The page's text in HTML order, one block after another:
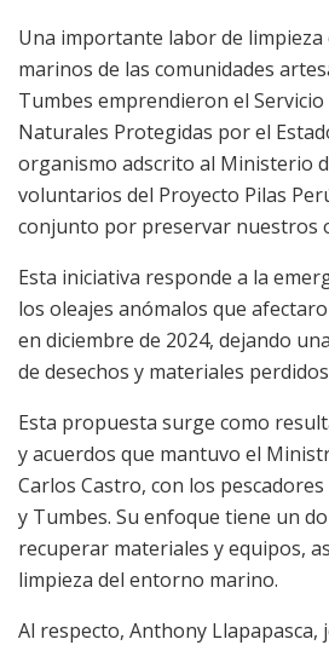
Una importante labor de limpieza
marinos de las comunidades
Tumbes emprendieron el
Naturales Protegidas por el
organismo adscrito al Ministerio
voluntarios del Proyecto Pilas
conjunto por preservar nuestros
Esta iniciativa responde a la
los oleajes anómalos que
en diciembre de 2024, dejando
de desechos y materiales
Esta propuesta surge como
y acuerdos que mantuvo el
Carlos Castro, con los
y Tumbes. Su enfoque tiene un
recuperar materiales y equipos,
limpieza del entorno marino.
Al respecto, Anthony Llapapasca,